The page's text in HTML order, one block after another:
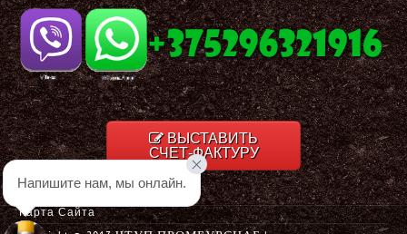
ВЫСТАВИТЬ
СЧЕТ-ФАКТУРУ
Карта Сайта
Напишите нам, мы онлайн.